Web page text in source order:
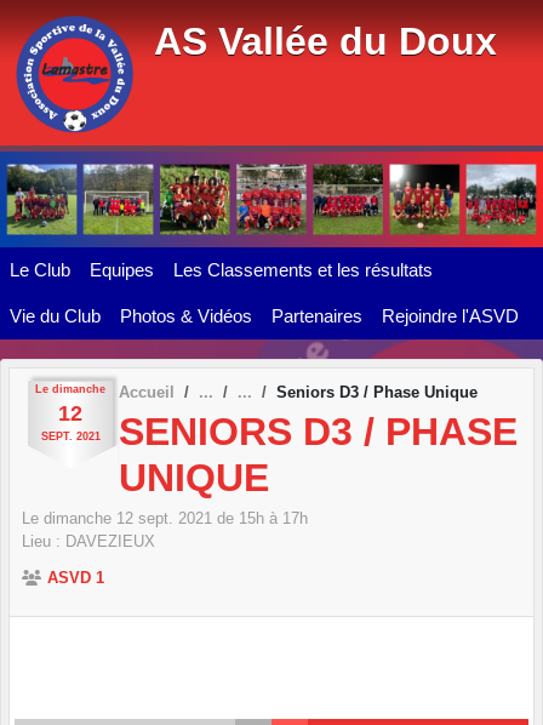
AS Vallée du Doux
Le Club Equipes Les Classements et les résultats
Vie du Club Photos & Vidéos Partenaires Rejoindre l'ASVD
Le dimanche
12
SEPT. 2021
Accueil Seniors D3 / Phase Unique
SENIORS D3 / PHASE
UNIQUE
Le dimanche 12 sept. 2021 de 15h à 17h
Lieu : DAVEZIEUX
ASVD 1
Panneau de gestion des cookies